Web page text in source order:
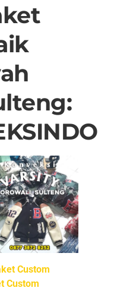
Custom
Custom